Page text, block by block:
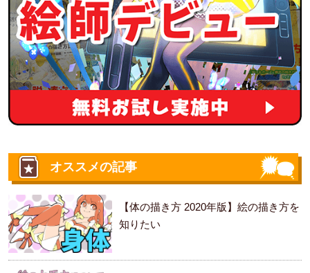
オススメの記事
【体の描き方 2020年版】絵の描き方を
知りたい